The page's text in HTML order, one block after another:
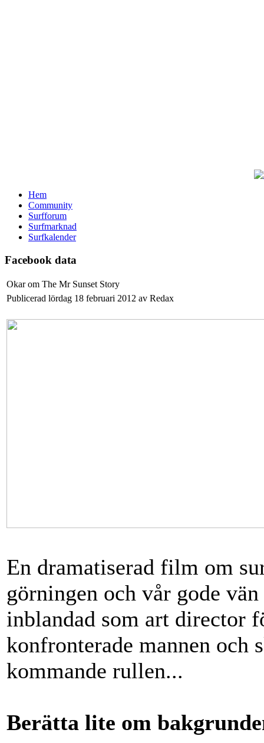
Hem
Community
Surfforum
Surfmarknad
Surfkalender
Facebook data
Okar om The Mr Sunset Story
Publicerad lördag 18 februari 2012 av Redax
En dramatiserad film om
görningen och vår gode
inblandad som art director
konfronterade mannen och
kommande rullen...
Berätta lite om